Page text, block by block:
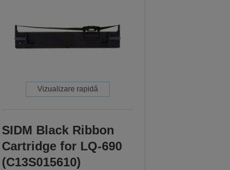
Vizualizare rapidă
SIDM Black Ribbon
Cartridge for LQ-690
(C13S015610)